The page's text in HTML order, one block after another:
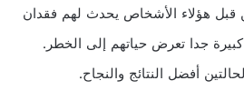
قبل هؤلاء الأشخاص يحدث لهم فقدان
جدا تعرض حياتهم إلى الخطر.
أفضل النتائج والنجاح.